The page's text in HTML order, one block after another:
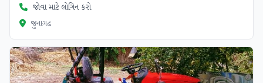
જોવા માટે લોગિન કરો
જુનાગઢ